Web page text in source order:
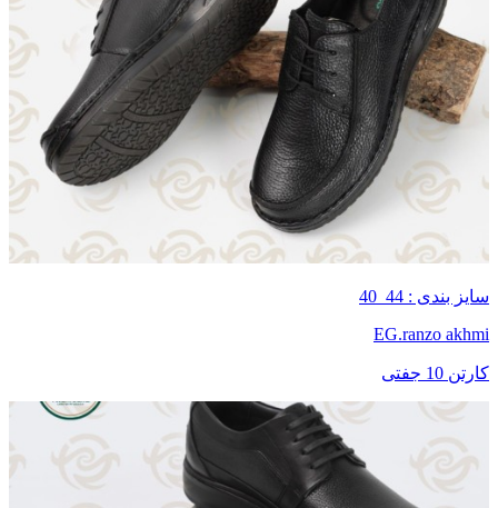
سایز بندی : 44_40
EG.ranzo akhmi
کارتن 10 جفتی